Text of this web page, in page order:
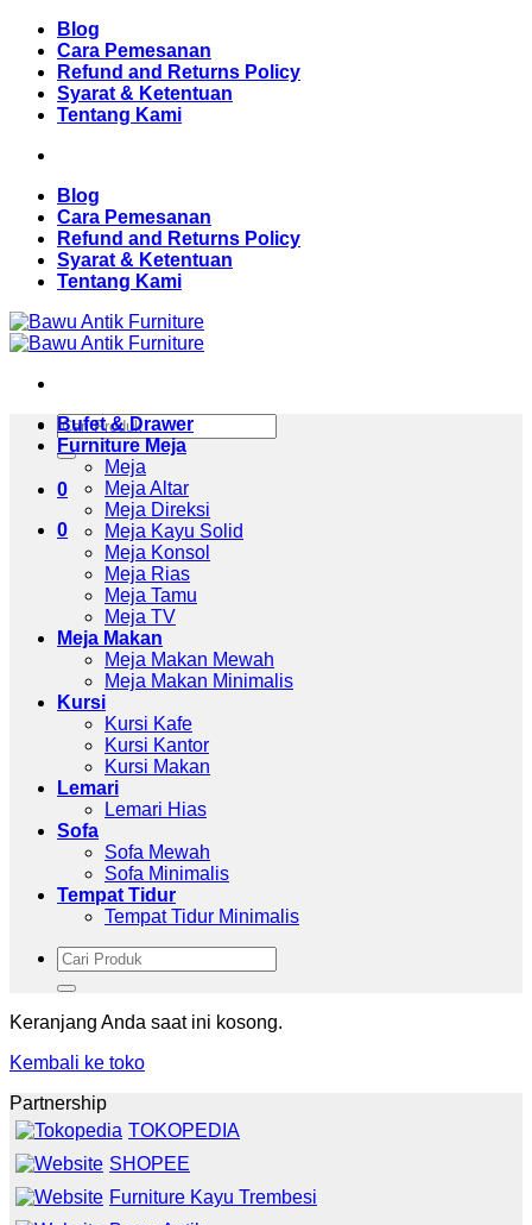
Skip
content
Blog
Cara Pemesanan
Refund and Returns Policy
Syarat & Ketentuan
Tentang Kami
Blog
Cara Pemesanan
Refund and Returns Policy
Syarat & Ketentuan
Tentang Kami
Pencarian
untuk:
0
0
Bufet & Drawer
Furniture Meja
Meja
Meja Altar
Meja Direksi
Meja Kayu Solid
Meja Konsol
Meja Rias
Meja Tamu
Meja TV
Meja Makan
Meja Makan Mewah
Meja Makan Minimalis
Kursi
Kursi Kafe
Kursi Kantor
Kursi Makan
Lemari
Lemari Hias
Sofa
Sofa Mewah
Sofa Minimalis
Tempat Tidur
Tempat Tidur Minimalis
Pencarian
untuk:
Keranjang Anda saat ini kosong.
Kembali ke toko
Partnership
TOKOPEDIA
SHOPEE
Furniture Kayu Trembesi